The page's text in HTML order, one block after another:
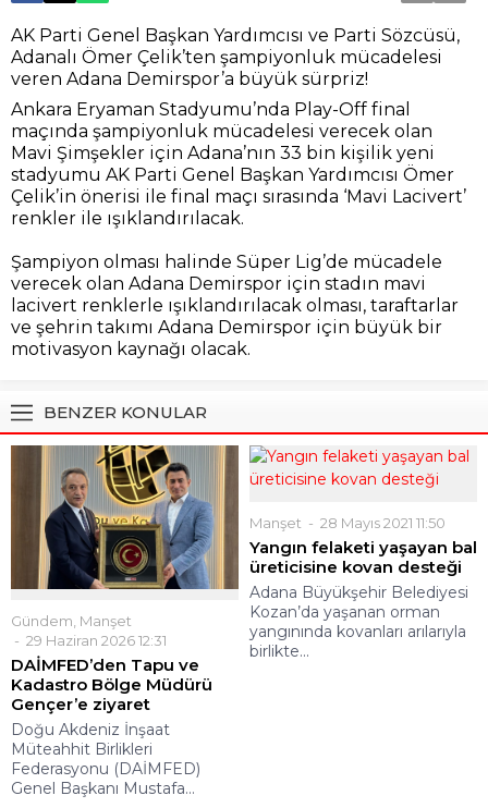
AK Parti Genel Başkan Yardımcısı ve Parti Sözcüsü,
Adanalı Ömer Çelik’ten şampiyonluk mücadelesi
veren Adana Demirspor’a büyük sürpriz!
Ankara Eryaman Stadyumu’nda Play-Off final
maçında şampiyonluk mücadelesi verecek olan
Mavi Şimşekler için Adana’nın 33 bin kişilik yeni
stadyumu AK Parti Genel Başkan Yardımcısı Ömer
Çelik’in önerisi ile final maçı sırasında ‘Mavi Lacivert’
renkler ile ışıklandırılacak.
Şampiyon olması halinde Süper Lig’de mücadele
verecek olan Adana Demirspor için stadın mavi
lacivert renklerle ışıklandırılacak olması, taraftarlar
ve şehrin takımı Adana Demirspor için büyük bir
motivasyon kaynağı olacak.
BENZER KONULAR
Gündem Manşet
29 Haziran 2026 12:31
DAİMFED’den Tapu ve
Kadastro Bölge Müdürü
Gençer’e ziyaret
Doğu Akdeniz İnşaat
Müteahhit Birlikleri
Federasyonu (DAİMFED)
Genel Başkanı Mustafa...
Manşet 28 Mayıs 2021 11:50
Yangın felaketi yaşayan bal
üreticisine kovan desteği
Adana Büyükşehir Belediyesi
Kozan’da yaşanan orman
yangınında kovanları arılarıyla
birlikte...